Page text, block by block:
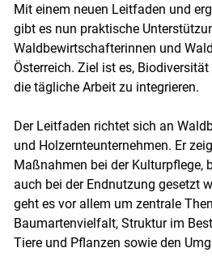
Skip to main
Mit einem neuen Leitfaden und
gibt es nun praktische
Waldbewirtschafterinnen und
Österreich. Ziel ist es,
die tägliche Arbeit zu integrieren.
Der Leitfaden richtet sich an
und Holzernteunternehmen. Er
Maßnahmen bei der Kulturpflege,
auch bei der Endnutzung gesetzt
geht es vor allem um zentrale
Baumartenvielfalt, Struktur im
Tiere und Pflanzen sowie den